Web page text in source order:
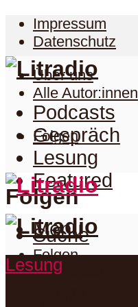
Impressum
Datenschutz
Über uns
Alle Autor:innen
Folgen
Folgen
Folgen
Facebook
Podcasts
Gespräch
Lesung
Featured
Menu
Suche
Podcasts
Lesung